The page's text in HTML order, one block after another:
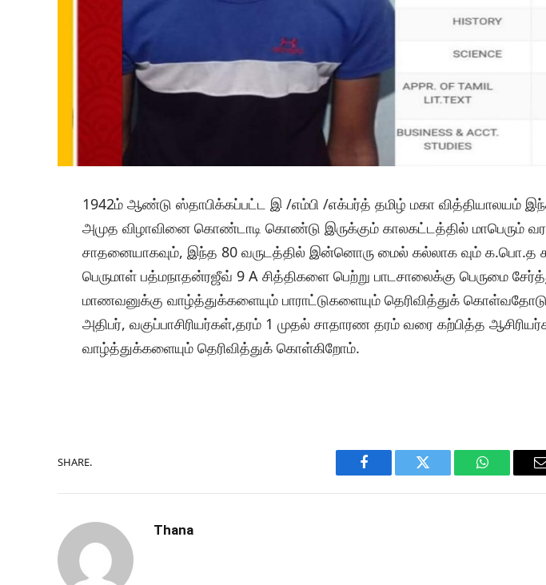
1942ம் ஆண்டு ஸ்தாபிக்கப்பட்ட இ /எம்பி /எக்பர்த் தமிழ் மகா வித்தியாலயம்
அமுத விழாவினை கொண்டாடி கொண்டு இருக்கும் காலகட்டத்தில் மாபெரும்
சாதனையாகவும், இந்த 80 வருடத்தில் இன்னொரு மைல் கல்லாக வும் க.பொ.த
பெருமாள் பத்மநாதன்ரஜீவ் 9 A சித்திகளை பெற்று பாடசாலைக்கு பெருமை
மாணவனுக்கு வாழ்த்துக்களையும் பாராட்டுகளையும் தெரிவித்துக்
அதிபர், வகுப்பாசிரியர்கள்,தரம் 1 முதல் சாதாரண தரம் வரை கற்பித்த
வாழ்த்துக்களையும் தெரிவித்துக் கொள்கிறோம்.
SHARE.
Facebook Twitter WhatsApp
Thana